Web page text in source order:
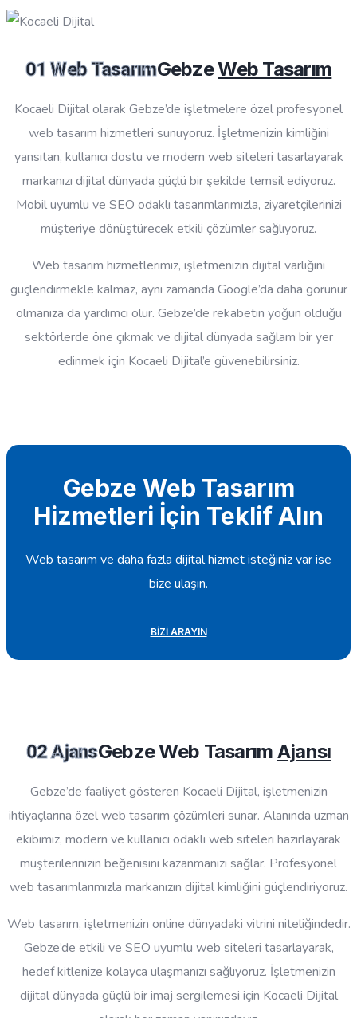
01 Web TasarımGebzeWeb Tasarım
Kocaeli Dijital olarak Gebze’de işletmelere özel profesyonel
web tasarım hizmetleri sunuyoruz. İşletmenizin kimliğini
yansıtan, kullanıcı dostu ve modern web siteleri tasarlayarak
markanızı dijital dünyada güçlü bir şekilde temsil ediyoruz.
Mobil uyumlu ve SEO odaklı tasarımlarımızla, ziyaretçilerinizi
müşteriye dönüştürecek etkili çözümler sağlıyoruz.
Web tasarım hizmetlerimiz, işletmenizin dijital varlığını
güçlendirmekle kalmaz, aynı zamanda Google’da daha görünür
olmanıza da yardımcı olur. Gebze’de rekabetin yoğun olduğu
sektörlerde öne çıkmak ve dijital dünyada sağlam bir yer
edinmek için Kocaeli Dijital’e güvenebilirsiniz.
Gebze Web Tasarım
Hizmetleri İçin Teklif Alın
Web tasarım ve daha fazla dijital hizmet isteğiniz var ise
bize ulaşın.
BIZI ARAYIN
02 AjansGebze Web Tasarım Ajansı
Gebze’de faaliyet gösteren Kocaeli Dijital, işletmenizin
ihtiyaçlarına özel web tasarım çözümleri sunar. Alanında uzman
ekibimiz, modern ve kullanıcı odaklı web siteleri hazırlayarak
müşterilerinizin beğenisini kazanmanızı sağlar. Profesyonel
web tasarımlarımızla markanızın dijital kimliğini güçlendiriyoruz.
Web tasarım, işletmenizin online dünyadaki vitrini niteliğindedir.
Gebze’de etkili ve SEO uyumlu web siteleri tasarlayarak,
hedef kitlenize kolayca ulaşmanızı sağlıyoruz. İşletmenizin
dijital dünyada güçlü bir imaj sergilemesi için Kocaeli Dijital